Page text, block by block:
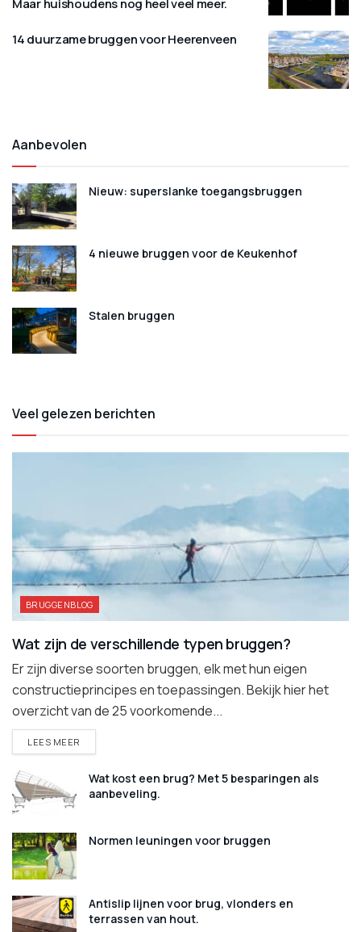
14 duurzame bruggen voor Heerenveen
Aanbevolen
Nieuw: superslanke toegangsbruggen
4 nieuwe bruggen voor de Keukenhof
Stalen bruggen
Veel gelezen berichten
BRUGGENBLOG
Wat zijn de verschillende typen bruggen?
Er zijn diverse soorten bruggen, elk met hun eigen
constructieprincipes en toepassingen. Bekijk hier het
overzicht van de 25 voorkomende...
LEES MEER
Wat kost een brug? Met 5 besparingen als
aanbeveling.
Normen leuningen voor bruggen
Antislip lijnen voor brug, vlonders en
terrassen van hout.